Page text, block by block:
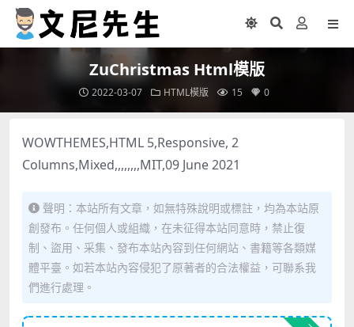
ZuChristmas Html模版
2022-03-07 HTML模版 15 0
WOWTHEMES,HTML 5,Responsive, 2
Columns,Mixed,,,,,,,,MIT,09 June 2021
聲明：本站所有文章，如無特殊說明或標註，均為本站原
創發布。任何個人或組織，在未征得本站同意時，禁止復
制、盜用、采集、發布本站內容到任何網站、書籍等各類媒
體平臺。如若本站內容侵犯了原著者的合法權益，可聯系我
們進行處理。